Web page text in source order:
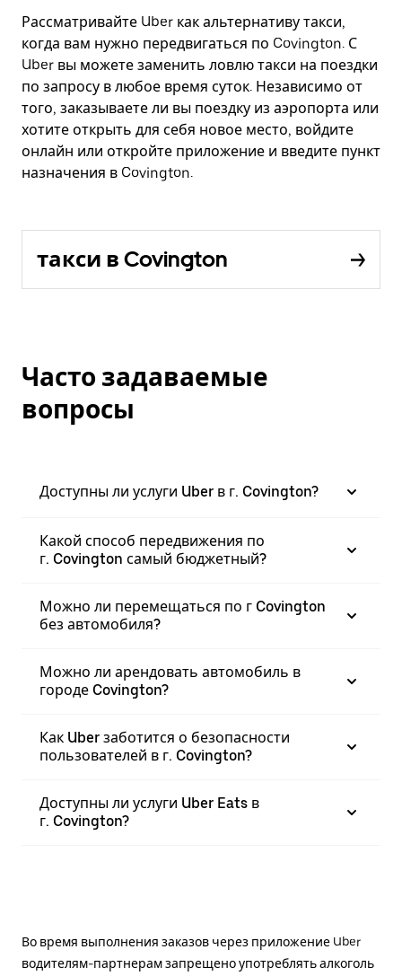
Рассматривайте Uber как альтернативу такси,
когда вам нужно передвигаться по Covington. С
Uber вы можете заменить ловлю такси на поездки
по запросу в любое время суток. Независимо от
того, заказываете ли вы поездку из аэропорта или
хотите открыть для себя новое место, войдите
онлайн или откройте приложение и введите пункт
назначения в Covington.
такси в Covington
Часто задаваемые
вопросы
Доступны ли услуги Uber в г. Covington?
Какой способ передвижения по
г. Covington самый бюджетный?
Можно ли перемещаться по г Covington
без автомобиля?
Можно ли арендовать автомобиль в
городе Covington?
Как Uber заботится о безопасности
пользователей в г. Covington?
Доступны ли услуги Uber Eats в
г. Covington?
Во время выполнения заказов через приложение Uber
водителям-партнерам запрещено употреблять алкоголь